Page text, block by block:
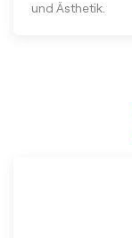
und Ästhetik.